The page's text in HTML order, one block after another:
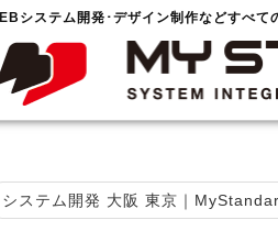
システム開発･デザイン制作などすべて
システム開発 大阪 東京｜